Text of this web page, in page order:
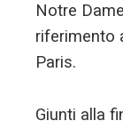
Notre
riferimento
Paris.
Giunti alla